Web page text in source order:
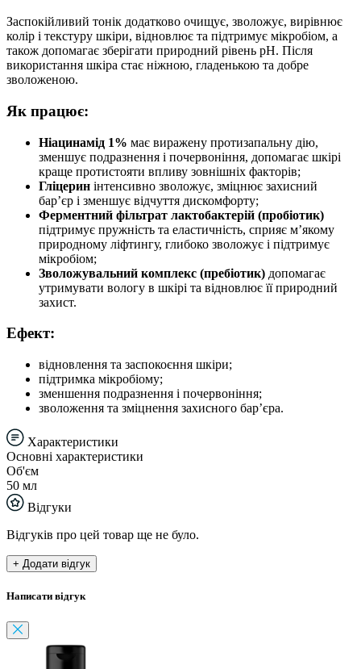
Заспокійливий тонік додатково очищує, зволожує, вирівнює
колір і текстуру шкіри, відновлює та підтримує мікробіом, а
також допомагає зберігати природний рівень pH. Після
використання шкіра стає ніжною, гладенькою та добре
зволоженою.
Як працює:
Ніацинамід 1% має виражену протизапальну дію,
зменшує подразнення і почервоніння, допомагає шкірі
краще протистояти впливу зовнішніх факторів;
Гліцерин інтенсивно зволожує, зміцнює захисний
бар’єр і зменшує відчуття дискомфорту;
Ферментний фільтрат лактобактерій (пробіотик)
підтримує пружність та еластичність, сприяє м’якому
природному ліфтингу, глибоко зволожує і підтримує
мікробіом;
Зволожувальний комплекс (пребіотик) допомагає
утримувати вологу в шкірі та відновлює її природний
захист.
Ефект:
відновлення та заспокоєння шкіри;
підтримка мікробіому;
зменшення подразнення і почервоніння;
зволоження та зміцнення захисного бар’єра.
Характеристики
Основні характеристики
Об'єм
50 мл
Відгуки
Відгуків про цей товар ще не було.
+ Додати відгук
Написати відгук